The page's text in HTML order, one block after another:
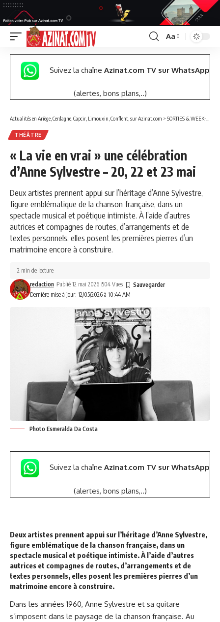
Font
Resizer
Aa
Suivez la chaîne Azinat.com TV sur WhatsApp
(alertes, bons plans,..)
Actualités en Ariège, Cerdagne, Capcir, Limouxin, Conflent, sur Azinat.com > SORTIES & WEEK-END
THÉÂTRE
« La vie en vrai » une célébration
d’Anne Sylvestre – 20, 22 et 23 mai
Deux artistes prennent appui sur l’héritage d’Anne Sylvestre,
figure emblématique de la chanson française, dans un
spectacle musical et poétique intimiste. À l’aide d’autres
autrices et compagnes de routes, d’arrangements et de
textes personnels, elles posent les premières pierres d’un
matrimoine encore à construire.
Dernière mise à jour: 12/05/2026 à 10:44 AM
redaction Publié 12 mai 2026 504 Vues
2 min de lecture
Photo Esmeralda Da Costa
Suivez la chaîne Azinat.com TV sur WhatsApp
(alertes, bons plans,..)
Deux artistes prennent appui sur l’héritage d’Anne Sylvestre,
figure emblématique de la chanson française, dans un
spectacle musical et poétique intimiste. À l’aide d’autres
autrices et compagnes de routes, d’arrangements et de
textes personnels, elles posent les premières pierres d’un
matrimoine encore à construire.
Dans les années 1960, Anne Sylvestre et sa guitare
s’imposent dans le paysage de la chanson française. Au